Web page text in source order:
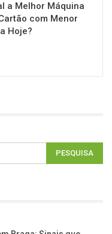
a Melhor Máquina
com Menor
Hoje?